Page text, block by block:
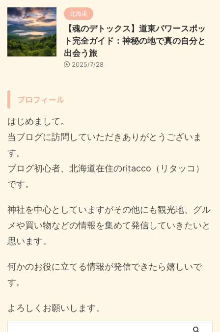
北海道
【魂のデトックス】道東パワースポッ
ト完全ガイド：神秘の地で真の自分と
出会う旅
2025/7/28
プロフィール
はじめまして。
当ブログに訪問していただきありがとうございま
す。
ブログ初心者、北海道在住のritacco（リタッコ）
です。
神社を中心としていますがその他にも観光地、グル
メや買い物などの情報を集めて発信していきたいと
思います。
何かのお役に立てる情報が発信できたら嬉しいで
す。
よろしくお願いします。